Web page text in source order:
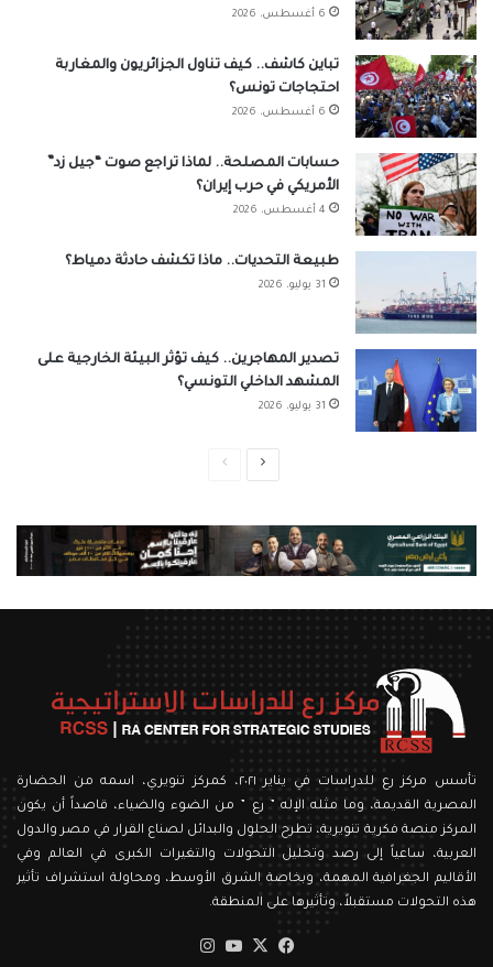
6 أغسطس، 2026
تباين كاشف.. كيف تناول الجزائريون والمغاربة
احتجاجات تونس؟
6 أغسطس، 2026
حسابات المصلحة.. لماذا تراجع صوت “جيل زد”
الأمريكي في حرب إيران؟
4 أغسطس، 2026
طبيعة التحديات.. ماذا تكشف حادثة دمياط؟
31 يوليو، 2026
تصدير المهاجرين.. كيف تؤثر البيئة الخارجية على
المشهد الداخلي التونسي؟
31 يوليو، 2026
الصفحةالصفحة
تأسس مركز رع للدراسات في يناير ٢٠٢١، كمركز تنويري، اسمه من الحضارة
المصرية القديمة، وما مثله الإله ” رع ” من الضوء والضياء، قاصداً أن يكون
المركز منصة فكرية تنويرية، تطرح الحلول والبدائل لصناع القرار في مصر والدول
العربية، ساعياً إلى رصد وتحليل التحولات والتغيرات الكبرى في العالم وفي
الأقاليم الجغرافية المهمة، وبخاصة الشرق الأوسط، ومحاولة استشراف تأثير
هذه التحولات مستقبلاً، وتأثيرها على المنطقة.
فيسبوك
‫X
‫YouTube